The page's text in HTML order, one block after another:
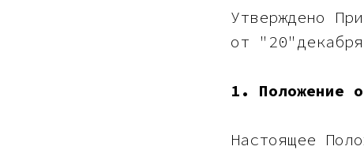
Утверждено
от
1. Положение о
Настоящее